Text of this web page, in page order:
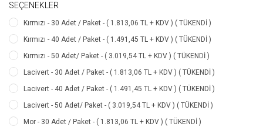
SEÇENEKLER
Kırmızı - 30 Adet / Paket - ( 1.813,06 TL + KDV ) ( TÜKENDİ )
Kırmızı - 40 Adet / Paket - ( 1.491,45 TL + KDV ) ( TÜKENDİ )
Kırmızı - 50 Adet/ Paket - ( 3.019,54 TL + KDV ) ( TÜKENDİ )
Lacivert - 30 Adet / Paket - ( 1.813,06 TL + KDV ) ( TÜKENDİ )
Lacivert - 40 Adet / Paket - ( 1.491,45 TL + KDV ) ( TÜKENDİ )
Lacivert - 50 Adet/ Paket - ( 3.019,54 TL + KDV ) ( TÜKENDİ )
Mor - 30 Adet / Paket - ( 1.813,06 TL + KDV ) ( TÜKENDİ )